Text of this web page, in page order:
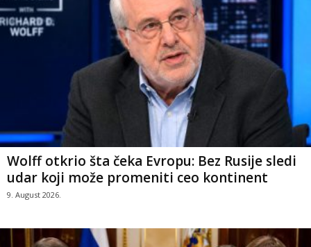
Wolff otkrio šta čeka Evropu: Bez Rusije sledi
udar koji može promeniti ceo kontinent
9. August 2026.